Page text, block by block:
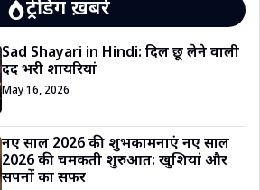
ट्रेंडिंग ख़बरें
Sad Shayari in Hindi: दिल छू लेने वाली
दर्द भरी शायरियां
May 16, 2026
नए साल 2026 की शुभकामनाएं नए साल
2026 की चमकती शुरुआत: खुशियां और
सपनों का सफर